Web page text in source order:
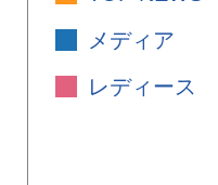
メディア
レディース